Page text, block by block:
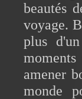
beautés
voyage.
plus
amener
monde